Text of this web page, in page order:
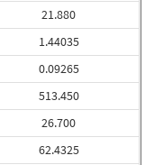
21.880
1.44035
0.09265
513.450
26.700
62.4325